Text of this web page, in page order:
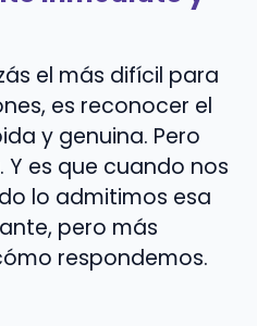
el más difícil para
es reconocer el
y genuina. Pero
es que cuando nos
lo admitimos esa
pero más
respondemos.